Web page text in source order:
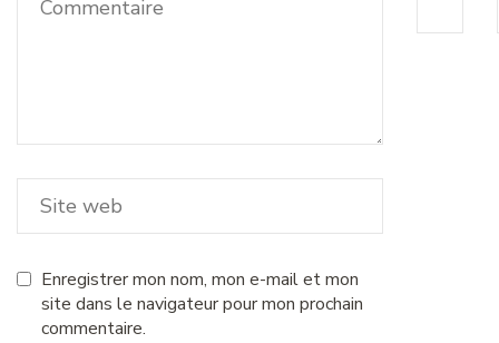
Enregistrer mon nom, mon e-mail et mon
site dans le navigateur pour mon prochain
commentaire.